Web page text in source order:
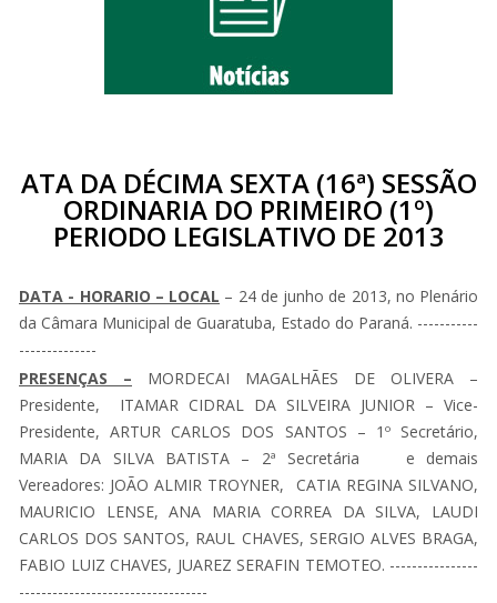
ATA DA DÉCIMA SEXTA (16ª) SESSÃO
ORDINARIA DO PRIMEIRO (1º)
PERIODO LEGISLATIVO DE 2013
DATA - HORARIO – LOCAL – 24 de junho de 2013, no Plenário
da Câmara Municipal de Guaratuba, Estado do Paraná. -----------
--------------
PRESENÇAS – MORDECAI MAGALHÃES DE OLIVERA –
Presidente, ITAMAR CIDRAL DA SILVEIRA JUNIOR – Vice-
Presidente, ARTUR CARLOS DOS SANTOS – 1º Secretário,
MARIA DA SILVA BATISTA – 2ª Secretária e demais
Vereadores: JOÃO ALMIR TROYNER, CATIA REGINA SILVANO,
MAURICIO LENSE, ANA MARIA CORREA DA SILVA, LAUDI
CARLOS DOS SANTOS, RAUL CHAVES, SERGIO ALVES BRAGA,
FABIO LUIZ CHAVES, JUAREZ SERAFIN TEMOTEO. ----------------
----------------------------------